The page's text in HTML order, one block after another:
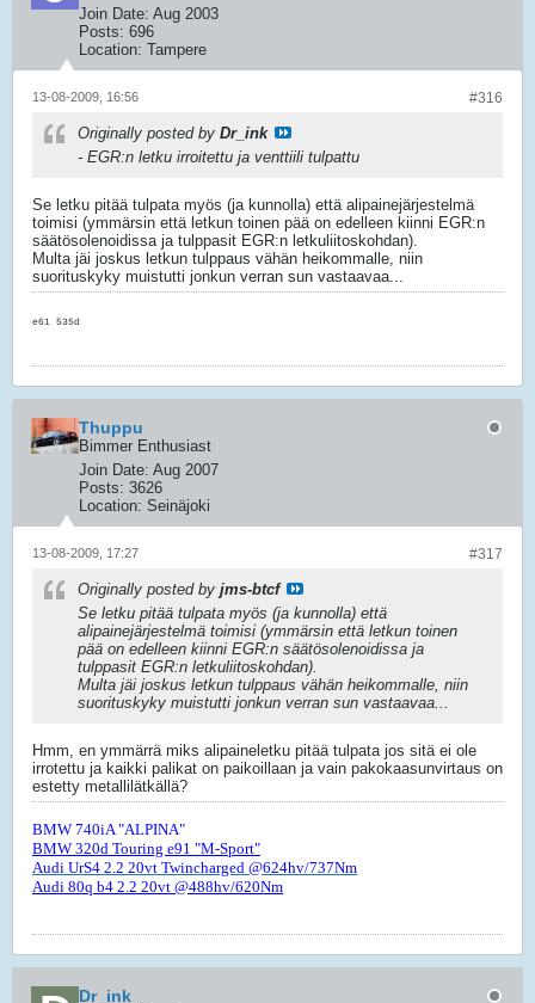
Join Date: Aug 2003
Posts: 696
Location: Tampere
#316
13-08-2009, 16:56
Originally posted by Dr_ink
- EGR:n letku irroitettu ja venttiili tulpattu
Se letku pitää tulpata myös (ja kunnolla) että alipainejärjestelmä
toimisi (ymmärsin että letkun toinen pää on edelleen kiinni EGR:n
säätösolenoidissa ja tulppasit EGR:n letkuliitoskohdan).
Multa jäi joskus letkun tulppaus vähän heikommalle, niin
suorituskyky muistutti jonkun verran sun vastaavaa...
e61 535d
Thuppu
Bimmer Enthusiast
Join Date: Aug 2007
Posts: 3626
Location: Seinäjoki
#317
13-08-2009, 17:27
Originally posted by jms-btcf
Se letku pitää tulpata myös (ja kunnolla) että
alipainejärjestelmä toimisi (ymmärsin että letkun toinen
pää on edelleen kiinni EGR:n säätösolenoidissa ja
tulppasit EGR:n letkuliitoskohdan).
Multa jäi joskus letkun tulppaus vähän heikommalle, niin
suorituskyky muistutti jonkun verran sun vastaavaa...
Hmm, en ymmärrä miks alipaineletku pitää tulpata jos sitä ei ole
irrotettu ja kaikki palikat on paikoillaan ja vain pakokaasunvirtaus on
estetty metallilätkällä?
BMW 740iA "ALPINA"
BMW 320d Touring e91 "M-Sport"
Audi UrS4 2.2 20vt Twincharged @624hv/737Nm
Audi 80q b4 2.2 20vt @488hv/620Nm
Dr_ink